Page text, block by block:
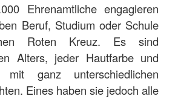
Ehrenamtliche engagieren
Beruf, Studium oder Schule
Roten Kreuz. Es sind
Alters, jeder Hautfarbe und
ganz unterschiedlichen
Eines haben sie jedoch alle